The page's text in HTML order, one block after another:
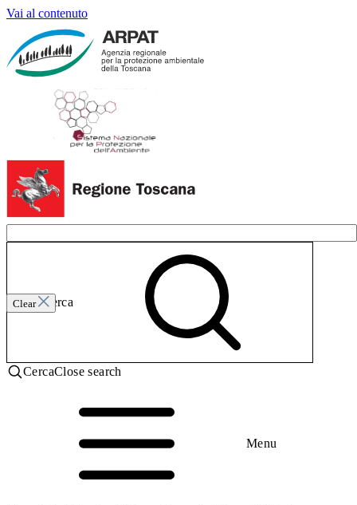
Vai al contenuto
Clear
Invia ricerca
CercaClose search
Menu